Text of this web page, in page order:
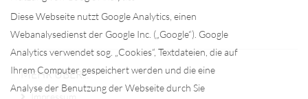
Diese Webseite nutzt Google Analytics, einen
Webanalysedienst der Google Inc. („Google“). Google
Analytics verwendet sog. „Cookies“, Textdateien, die auf
Ihrem Computer gespeichert werden und die eine
Analyse der Benutzung der Webseite durch Sie
MEHR ÜBER...